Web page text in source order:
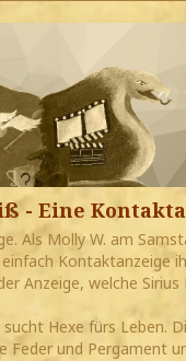
- Eine
Als Molly W. am
Kontaktanzeige
Anzeige, welche
Hexe fürs Leben.
Feder und Pergament